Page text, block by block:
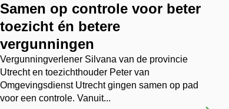
Samen op controle voor beter
toezicht én betere
vergunningen
Vergunningverlener Silvana van de provincie
Utrecht en toezichthouder Peter van
Omgevingsdienst Utrecht gingen samen op pad
voor een controle. Vanuit...